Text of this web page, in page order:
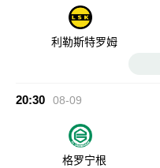
利勒斯特罗姆
20:30 08-09
格罗宁根